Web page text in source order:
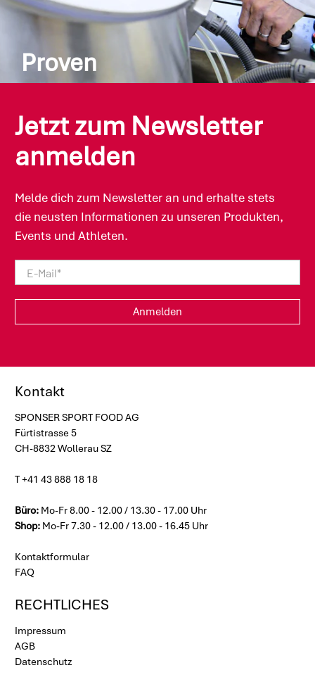
Proven
eigenständig nach neuesten wissenschaftlichen
Erkenntnissen und steht dabei im stetigen
Austausch mit renommierten Opinion Leaders der
Sporternährung sowie Hochschulen, Ärzten und
Produkte durch höchste Glaubwürdigkeit,
optimale Funktionalität und Verträglichkeit.
Jetzt zum Newsletter
anmelden
Melde dich zum Newsletter an und erhalte stets
die neusten Informationen zu unseren Produkten,
Events und Athleten.
E-Mail*
Anmelden
Kontakt
SPONSER SPORT FOOD AG
Fürtistrasse 5
CH-8832 Wollerau SZ
T +41 43 888 18 18
Büro: Mo-Fr 8.00 - 12.00 / 13.30 - 17.00 Uhr
Shop: Mo-Fr 7.30 - 12.00 / 13.00 - 16.45 Uhr
Kontaktformular
FAQ
RECHTLICHES
Impressum
AGB
Datenschutz